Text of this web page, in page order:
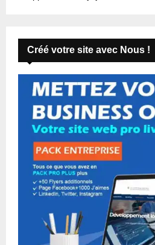
Créé votre site avec Nous !